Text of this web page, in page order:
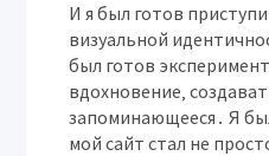
И я был готов
визуальной
был готов
вдохновение‚
запоминающееся․ Я
мой сайт стал не